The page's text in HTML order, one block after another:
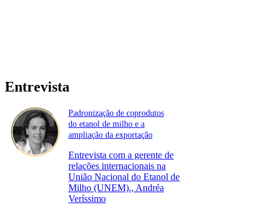
Entrevista
Padronização de coprodutos
do etanol de milho e a
ampliação da exportação
Entrevista com a gerente de
relações internacionais na
União Nacional do Etanol de
Milho (UNEM)., Andréa
Veríssimo